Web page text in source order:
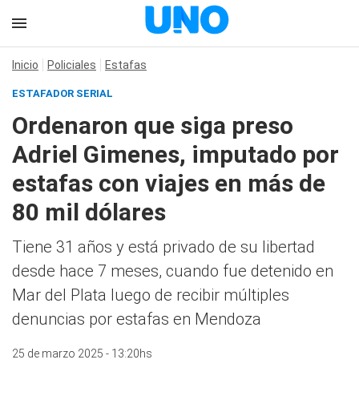
Inicio Policiales Estafas
ESTAFADOR SERIAL
Ordenaron que siga preso
Adriel Gimenes, imputado por
estafas con viajes en más de
80 mil dólares
Tiene 31 años y está privado de su libertad
desde hace 7 meses, cuando fue detenido en
Mar del Plata luego de recibir múltiples
denuncias por estafas en Mendoza
25 de marzo 2025 - 13:20hs